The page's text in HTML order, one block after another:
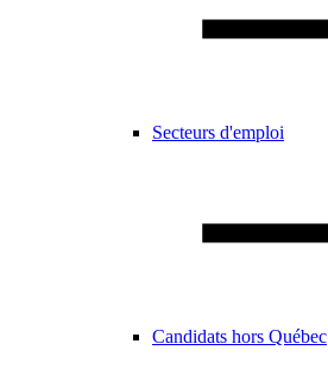
Secteurs d'emploi
Candidats hors Québec